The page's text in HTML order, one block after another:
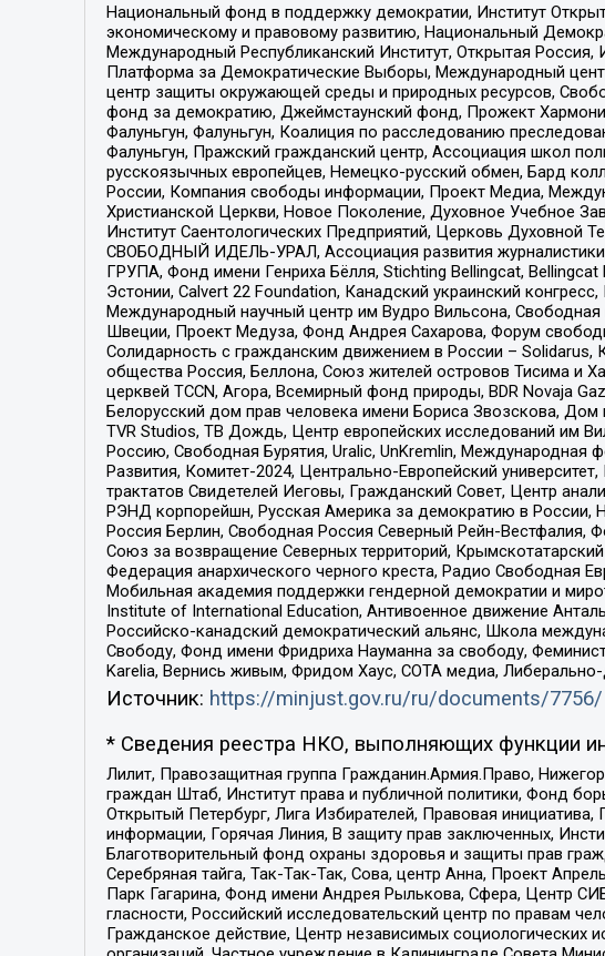
Национальный фонд в поддержку демократии, Институт
экономическому и правовому развитию, Национальный
Международный Республиканский Институт, Открытая Россия,
Платформа за Демократические Выборы, Международный
центр защиты окружающей среды и природных ресурсов,
фонд за демократию, Джеймстаунский фонд, Прожект
Фалуньгун, Фалуньгун, Коалиция по расследованию
Фалуньгун, Пражский гражданский центр, Ассоциация школ
русскоязычных европейцев, Немецко-русский обмен, Бард
России, Компания свободы информации, Проект Медиа,
Христианской Церкви, Новое Поколение, Духовное Учебное
Институт Саентологических Предприятий, Церковь Духовной
СВОБОДНЫЙ ИДЕЛЬ-УРАЛ, Ассоциация развития
ГРУПА, Фонд имени Генриха Бёлля, Stichting Bellingcat,
Эстонии, Calvert 22 Foundation, Канадский украинский
Международный научный центр им Вудро Вильсона, Свободная
Швеции, Проект Медуза, Фонд Андрея Сахарова, Форум
Солидарность с гражданским движением в России – Solidarus,
общества Россия, Беллона, Союз жителей островов Тисима и
церквей TCCN, Агора, Всемирный фонд природы, BDR Novaja
Белорусский дом прав человека имени Бориса Звозскова,
TVR Studios, ТВ Дождь, Центр европейских исследований им
Россию, Свободная Бурятия, Uralic, UnKremlin, Международная
Развития, Комитет-2024, Центрально-Европейский
трактатов Свидетелей Иеговы, Гражданский Совет, Центр
РЭНД корпорейшн, Русская Америка за демократию в России,
Россия Берлин, Свободная Россия Северный Рейн-Вестфалия,
Союз за возвращение Северных территорий,
Федерация анархического черного креста, Радио Свободная
Мобильная академия поддержки гендерной демократии и
Institute of International Education, Антивоенное движение
Российско-канадский демократический альянс, Школа
Свободу, Фонд имени Фридриха Науманна за свободу,
Karelia, Вернись живым, Фридом Хаус, СОТА медиа,
Источник: https://minjust.gov.ru/ru/documents/7756/
* Сведения реестра НКО, выполняющих функции
Лилит, Правозащитная группа Гражданин.Армия.Право,
граждан Штаб, Институт права и публичной политики, Фонд
Открытый Петербург, Лига Избирателей, Правовая
информации, Горячая Линия, В защиту прав заключенных,
Благотворительный фонд охраны здоровья и защиты прав
Серебряная тайга, Так-Так-Так, Сова, центр Анна, Проект
Парк Гагарина, Фонд имени Андрея Рылькова, Сфера, Центр
гласности, Российский исследовательский центр по правам
Гражданское действие, Центр независимых